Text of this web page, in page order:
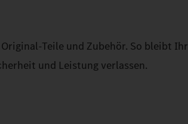
Teile und Zubehör. So bleibt Ihr
und Leistung verlassen.